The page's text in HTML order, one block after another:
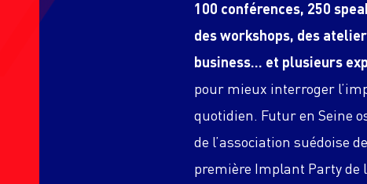
100 conférences, 250
des workshops, des
business… et plusieurs
pour mieux interroger
quotidien. Futur en Seine
de l’association suédoise
première Implant Party de